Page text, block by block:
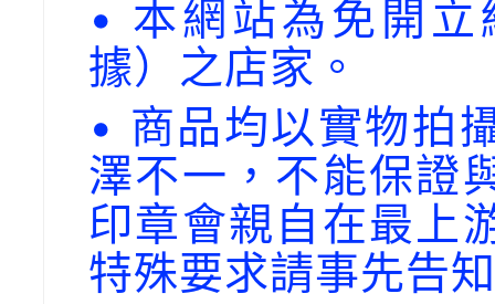
• 本網站為免開
據）之店家。
• 商品均以實物拍
澤不一，不能保證
印章會親自在最上
特殊要求請事先告